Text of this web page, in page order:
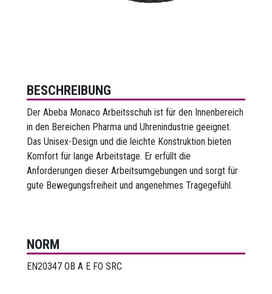
BESCHREIBUNG
Der Abeba Monaco Arbeitsschuh ist für den Innenbereich
in den Bereichen Pharma und Uhrenindustrie geeignet.
Das Unisex-Design und die leichte Konstruktion bieten
Komfort für lange Arbeitstage. Er erfüllt die
Anforderungen dieser Arbeitsumgebungen und sorgt für
gute Bewegungsfreiheit und angenehmes Tragegefühl.
NORM
EN20347 OB A E FO SRC